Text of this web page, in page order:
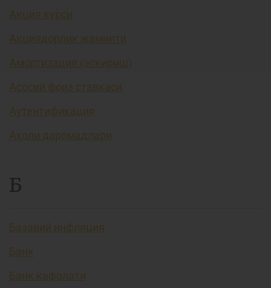
Акция курси
Акциядорлик жамияти
Амортизация (эскириш)
Асосий фоиз ставкаси
Аутентификация
Аҳоли даромадлари
Б
Базавий инфляция
Банк
Банк кафолати